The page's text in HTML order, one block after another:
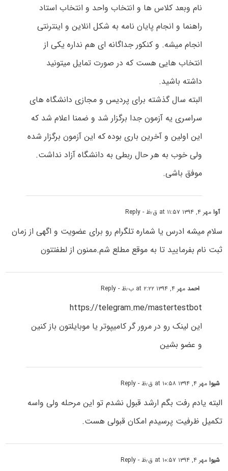
نام وبعد کلاس ها و انتخاب واحد و انتخاب استاد
راهنما و انجام پایان نامه به شکل انلاین و اینترنتی
انجام میشه. و کنکور جداگانه ای هم نداره یکی از
انتخاب هایی هست که در صورت تمایل میتونید
داشته باشید.
البته سال گذشته برای پردیس و مجازی دانشگاه های
سراسری یه آزمون جدا برگزار شد و ضمنا اعلام شد که
این اولین و آخرین باری بوده که این آزمون برگزار شده
ولی خوب به هر حال ربطی به دانشگاه آزاد نداشت.
موفق باشی.
آوامهر ۴, ۱۳۹۴ at ۱۱:۵۷ ق٫ظ - Reply
سلام میشه ادرس یا شماره تلگرام رو برای عضویت و اگهی از زمان
ثبت نام بفرمایید تا به موقع مطلع شم.ممنون از لطفتتون
احمدمهر ۴, ۱۳۹۴ at ۲:۲۲ ب٫ظ - Reply
https://telegram.me/mastertestbot
این لینک رو در مرور گر کامیپوتر یا موبایلتون باز کنین
و عضو بشین
شیوامهر ۴, ۱۳۹۴ at ۱۰:۵۸ ق٫ظ - Reply
البته یادم رفت بگم ارشد قبول نشدم تو این مرحله ولی واسه
تکمیل ظرفیت پرسیدم امکان قبولی هست.
شیوامهر ۴, ۱۳۹۴ at ۱۰:۵۷ ق٫ظ - Reply